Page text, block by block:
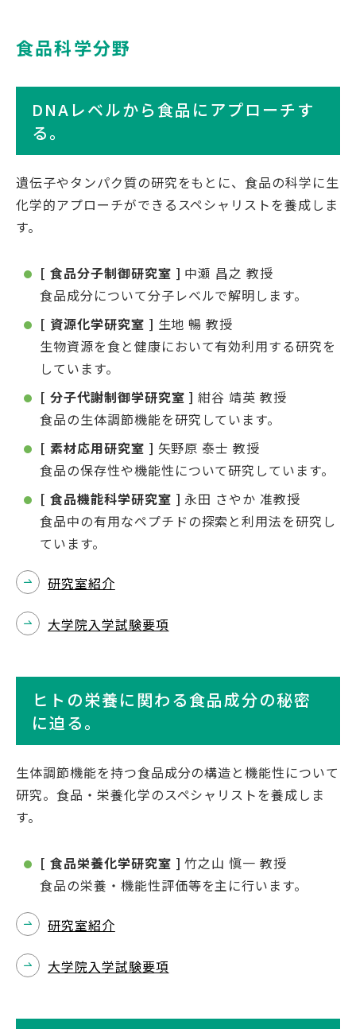
English
寄附のお願い
情報公開
採用情報
関連リンク
食品科学分野
DNAレベルから食品にアプローチす
る。
遺伝子やタンパク質の研究をもとに、食品の科学に生
化学的アプローチができるスペシャリストを養成しま
す。
[ 食品分子制御研究室 ] 中瀬 昌之 教授
食品成分について分子レベルで解明します。
[ 資源化学研究室 ] 生地 暢 教授
生物資源を食と健康において有効利用する研究を
しています。
[ 分子代謝制御学研究室 ] 紺谷 靖英 教授
食品の生体調節機能を研究しています。
[ 素材応用研究室 ] 矢野原 泰士 教授
食品の保存性や機能性について研究しています。
[ 食品機能科学研究室 ]永田 さやか 准教授
食品中の有用なペプチドの探索と利用法を研究し
ています。
研究室紹介
大学院入学試験要項
ヒトの栄養に関わる食品成分の秘密
に迫る。
生体調節機能を持つ食品成分の構造と機能性について
研究。食品・栄養化学のスペシャリストを養成しま
す。
[ 食品栄養化学研究室 ] 竹之山 愼一 教授
食品の栄養・機能性評価等を主に行います。
研究室紹介
大学院入学試験要項